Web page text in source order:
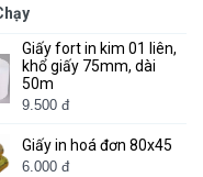
Giấy fort in kim 01 liên,
khổ giấy 75mm, dài
50m
9.500 đ
Giấy in hoá đơn 80x45
6.000 đ